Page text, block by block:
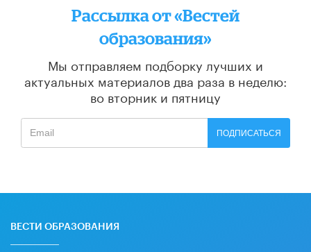
Рассылка от «Вестей
образования»
Мы отправляем подборку лучших и
актуальных материалов два раза в неделю:
во вторник и пятницу
ПОДПИСАТЬСЯ
ВЕСТИ ОБРАЗОВАНИЯ